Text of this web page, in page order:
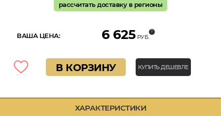
ХАРАКТЕРИСТИКИ
рассчитать доставку в регионы
ВАША ЦЕНА: 6 625 РУБ.
В КОРЗИНУ КУПИТЬ ДЕШЕВЛЕ